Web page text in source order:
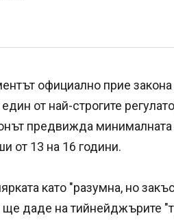
официално прие
от най-строгите
предвижда минималната
от 13 на 16 години.
като "разумна, но
ще даде на тийнейджърите